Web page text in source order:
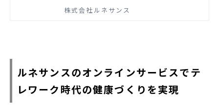
「オンラインプログラム」を開発いたし
ました！ 本プログラムは「Zoom」を活
信のためインストラクターと参加者との
間で双方向のコミュニケーションが実現
でき、リアルのレッスンと同様のプログ
株式会社ルネサンス
ルネサンスのオンラインサービスでテ
レワーク時代の健康づくりを実現